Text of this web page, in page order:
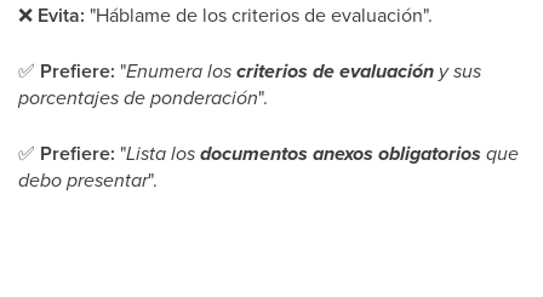
❌ Evita: "Háblame de los criterios de evaluación".
✅ Prefiere: "Enumera loscriterios de evaluación y sus
porcentajes de ponderación".
✅ Prefiere: "Lista losdocumentos anexos obligatorios que
debo presentar".